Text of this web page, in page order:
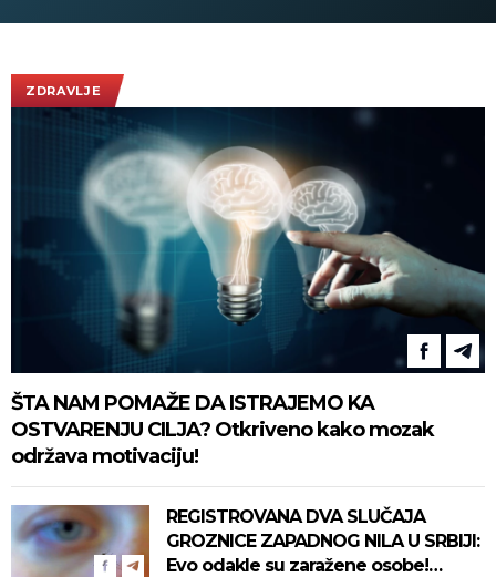
ZDRAVLJE
ŠTA NAM POMAŽE DA ISTRAJEMO KA
OSTVARENJU CILJA? Otkriveno kako mozak
održava motivaciju!
REGISTROVANA DVA SLUČAJA
GROZNICE ZAPADNOG NILA U SRBIJI:
Evo odakle su zaražene osobe!